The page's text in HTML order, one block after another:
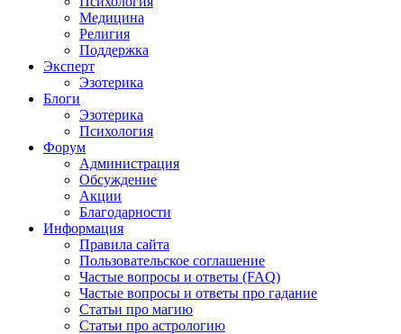
Медицина
Религия
Поддержка
Эксперт
Эзотерика
Блоги
Эзотерика
Психология
Форум
Администрация
Обсуждение
Акции
Благодарности
Информация
Правила сайта
Пользовательское соглашение
Частые вопросы и ответы (FAQ)
Частые вопросы и ответы про гадание
Статьи про магию
Статьи про астрологию